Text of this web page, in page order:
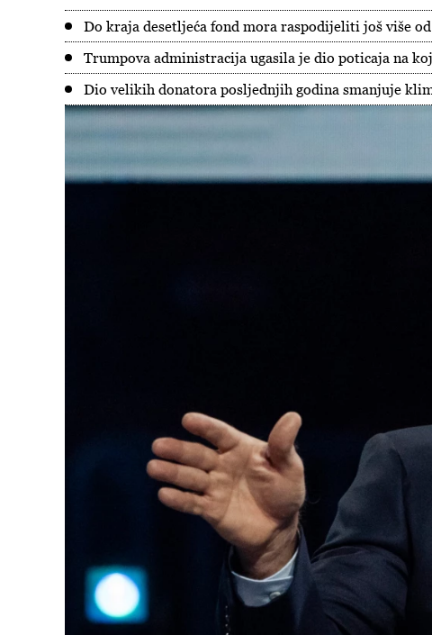
Do kraja desetljeća fond mora raspodijeliti još više
Trumpova administracija ugasila je dio poticaja na
Dio velikih donatora posljednjih godina smanjuje